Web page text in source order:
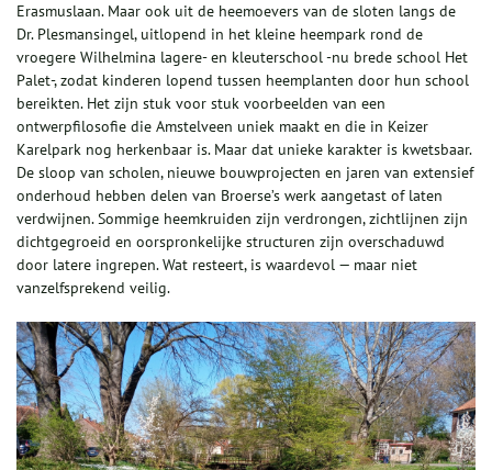
Erasmuslaan. Maar ook uit de heemoevers van de sloten langs de
Dr. Plesmansingel, uitlopend in het kleine heempark rond de
vroegere Wilhelmina lagere- en kleuterschool -nu brede school Het
Palet-, zodat kinderen lopend tussen heemplanten door hun school
bereikten. Het zijn stuk voor stuk voorbeelden van een
ontwerpfilosofie die Amstelveen uniek maakt en die in Keizer
Karelpark nog herkenbaar is. Maar dat unieke karakter is kwetsbaar.
De sloop van scholen, nieuwe bouwprojecten en jaren van extensief
onderhoud hebben delen van Broerse’s werk aangetast of laten
verdwijnen. Sommige heemkruiden zijn verdrongen, zichtlijnen zijn
dichtgegroeid en oorspronkelijke structuren zijn overschaduwd
door latere ingrepen. Wat resteert, is waardevol — maar niet
vanzelfsprekend veilig.